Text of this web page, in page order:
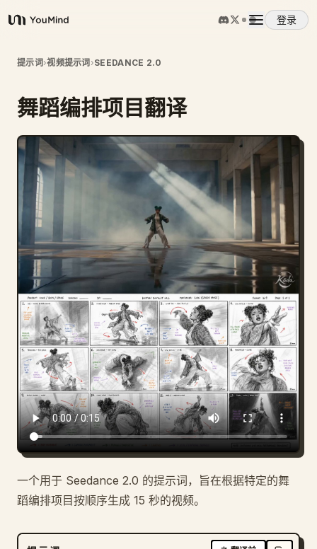
YouMind
登录
概览
使用案例
技能
提示词
定价
下载
博客
更新
提示词›视频提示词 ›SEEDANCE 2.0
舞蹈编排项目翻译
一个用于 Seedance 2.0 的提示词，旨在根据特定的舞
蹈编排项目按顺序生成 15 秒的视频。